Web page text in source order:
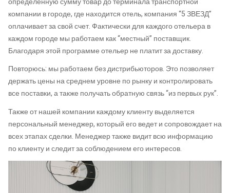
компании в городе, где находится отель, компания “5 ЗВЕЗД”
оплачивает за свой счет. Фактически для каждого отельера в
каждом городе мы работаем как “местный” поставщик.
Благодаря этой программе отельер не платит за доставку.
Повторюсь: мы работаем без дистрибьюторов. Это позволяет
держать цены на среднем уровне по рынку и контролировать
все поставки, а также получать обратную связь “из первых рук”.
Также от нашей компании каждому клиенту выделяется
персональный менеджер, который его ведет и сопровождает на
всех этапах сделки. Менеджер также видит всю информацию
по клиенту и следит за соблюдением его интересов.